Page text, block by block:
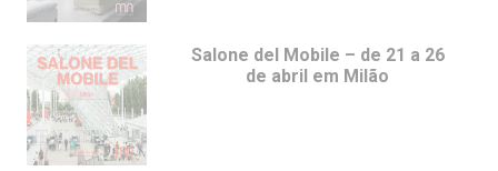
Salone del Mobile – de 21 a 26
de abril em Milão